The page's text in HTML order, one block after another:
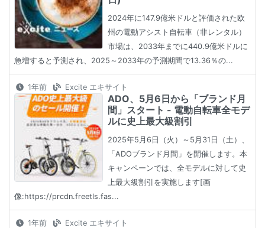
2024年に147.9億米ドルと評価された欧
州の電動アシスト自転車（非レンタル）
市場は、2033年までに440.9億米ドルに
急増すると予測され、2025～2033年の予測期間で13.36％の...
1年前 Excite エキサイト
ADO、5月6日から「ブランド月
間」スタート - 電動自転車全モデ
ルに史上最大級割引
2025年5月6日（火）～5月31日（土）、
「ADOブランド月間」を開催します。本
キャンペーンでは、全モデルに対して史
上最大級割引を実施します[画
像:https://prcdn.freetls.fas...
1年前 Excite エキサイト